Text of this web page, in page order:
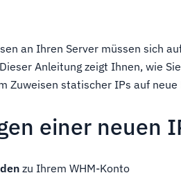
an Ihren Server müssen sich
Anleitung zeigt Ihnen, wie
Zuweisen statischer IPs auf
einer neuen
zu Ihrem WHM-Konto